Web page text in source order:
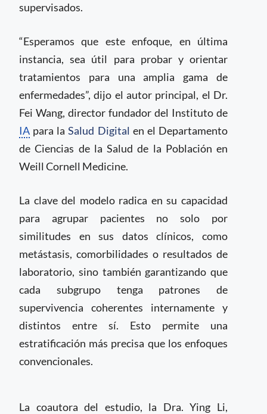
supervisados.
“Esperamos que este enfoque, en última
instancia, sea útil para probar y orientar
tratamientos para una amplia gama de
enfermedades”, dijo el autor principal, el Dr.
Fei Wang, director fundador del Instituto de
IA para laSalud Digital en el Departamento
de Ciencias de la Salud de la Población en
Weill Cornell Medicine.
La clave del modelo radica en su capacidad
para agrupar pacientes no solo por
similitudes en sus datos clínicos, como
metástasis, comorbilidades o resultados de
laboratorio, sino también garantizando que
cada subgrupo tenga patrones de
supervivencia coherentes internamente y
distintos entre sí. Esto permite una
estratificación más precisa que los enfoques
convencionales.
La coautora del estudio, la Dra. Ying Li,